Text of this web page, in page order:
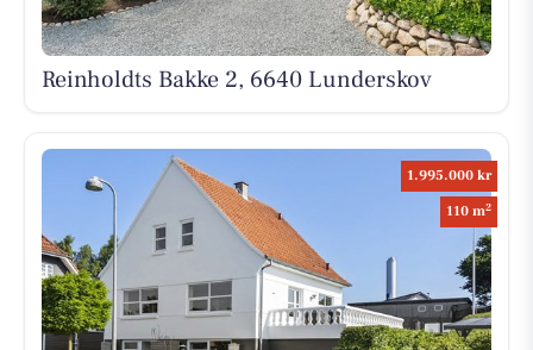
Reinholdts Bakke 2, 6640 Lunderskov
1.995.000 kr
110 m2